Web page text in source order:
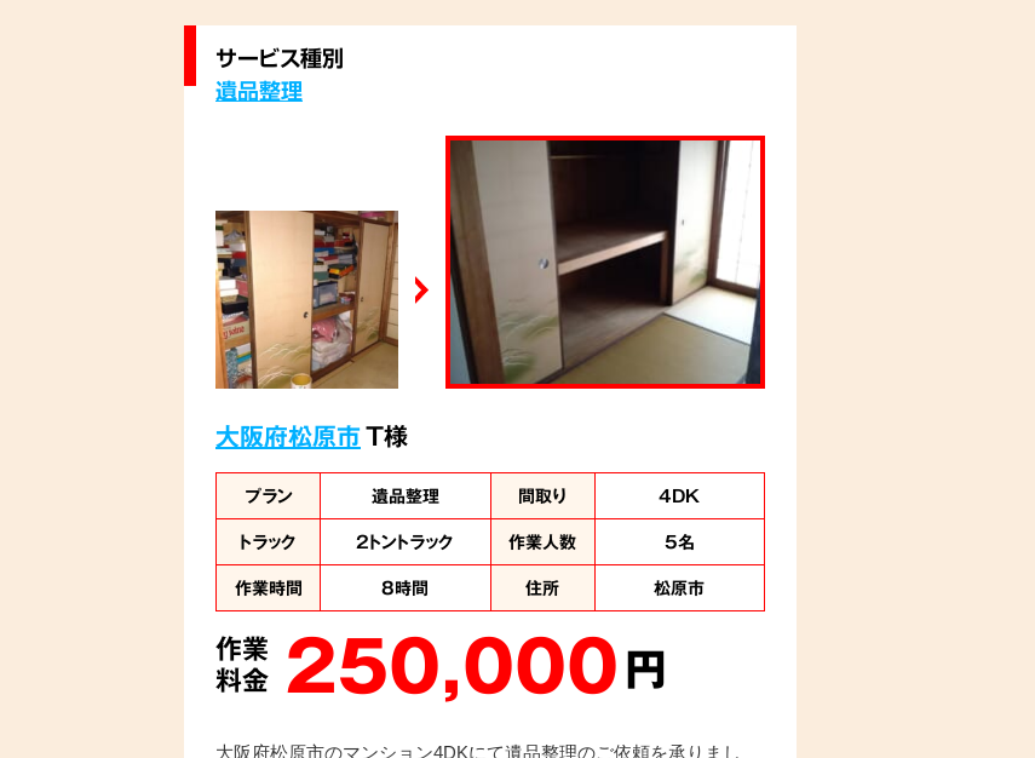
分け後に確認いただき、形見分けの品はご親族さまへ配送手配を行
いました。「すごく早く済んでよかった」とお客様にもご満足いただ
けました。
サービス種別
遺品整理
大阪府松原市T様
プラン 遺品整理 間取り
4DK
トラック
2トントラック 作業人数
5名
作業時間
8時間 住所 松原市
作業
料金 250,000円
大阪府松原市のマンション4DKにて遺品整理のご依頼を承りまし